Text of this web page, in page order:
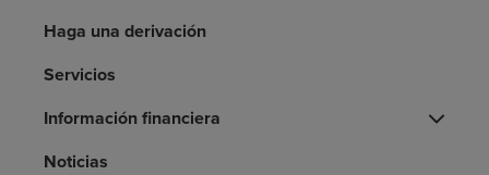
Acerca de nosotros
Haga una derivación
Servicios
Información financiera
Noticias